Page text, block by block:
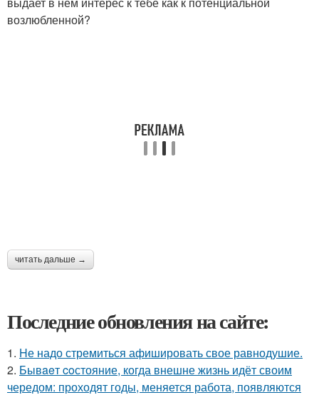
возлюбленной?
читать дальше →
Последние обновления на сайте:
1. Hе надо стремиться афишировать свое равнодушие.
2. Бывaeт coстояние, когда внешне жизнь идёт своим
чередом: проходят годы, меняется работа, появляются